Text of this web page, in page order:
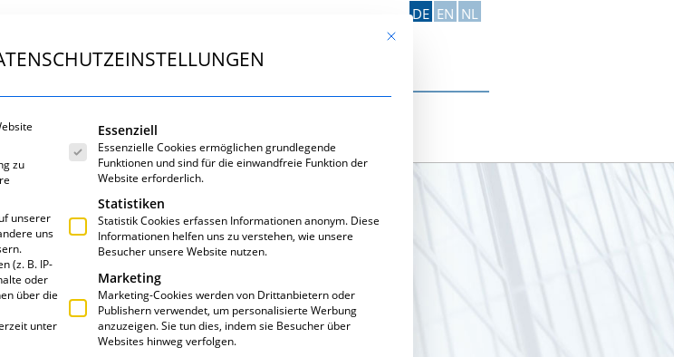
DE EN NL
Mit diesem Button wird der Dialog geschlossen. Seine
zu
unserer
uns
(z. B. IP-
oder
über die
unter
Es folgt eine Liste der Service-Gruppen, für die eine Einwilligung erteilt werden kann.
Essenziell
Essenzielle Cookies ermöglichen grundlegende
Funktionen und sind für die einwandfreie Funktion der
Website erforderlich.
Statistiken
Statistik Cookies erfassen Informationen anonym. Diese
Informationen helfen uns zu verstehen, wie unsere
Besucher unsere Website nutzen.
Marketing
Marketing-Cookies werden von Drittanbietern oder
Publishern verwendet, um personalisierte Werbung
anzuzeigen. Sie tun dies, indem sie Besucher über
Websites hinweg verfolgen.